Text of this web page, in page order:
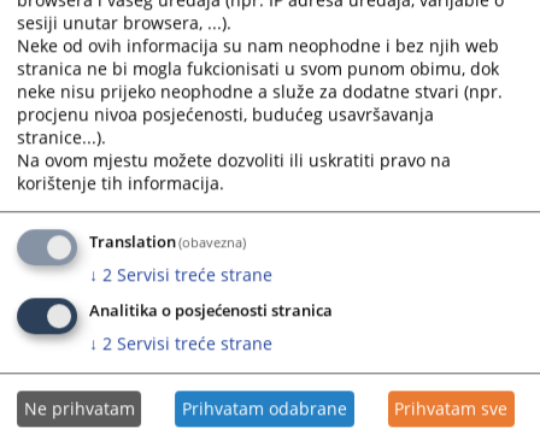
sesiji unutar browsera, ...).
Neke od ovih informacija su nam neophodne i bez njih web
stranica ne bi mogla fukcionisati u svom punom obimu, dok
neke nisu prijeko neophodne a služe za dodatne stvari (npr.
procjenu nivoa posjećenosti, budućeg usavršavanja
stranice...).
Na ovom mjestu možete dozvoliti ili uskratiti pravo na
korištenje tih informacija.
Translation(obavezna)
↓ 2 Servisi treće strane
Analitika o posjećenosti stranica
↓ 2 Servisi treće strane
Ne prihvatam Prihvatam odabrane Prihvatam sve